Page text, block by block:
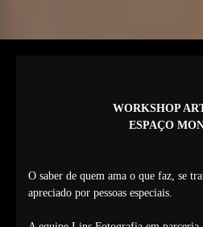
WORKSHOP
ESPAÇO
O saber de quem ama o que faz, se
apreciado por pessoas especiais.